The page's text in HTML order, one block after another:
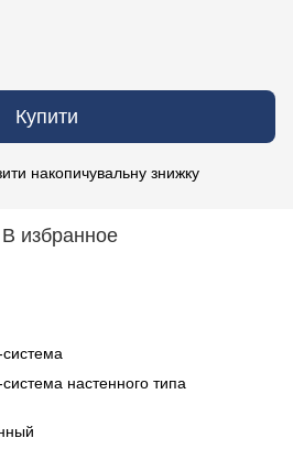
Купити
накопичувальну знижку
В избранное
настенного типа